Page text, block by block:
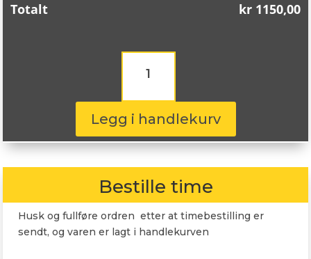
Totalt kr1150,00
Double
215/60R16
99V
antall
Legg i handlekurv
Bestille time
Husk og fullføre ordren etter at timebestilling er
sendt, og varen er lagt i handlekurven